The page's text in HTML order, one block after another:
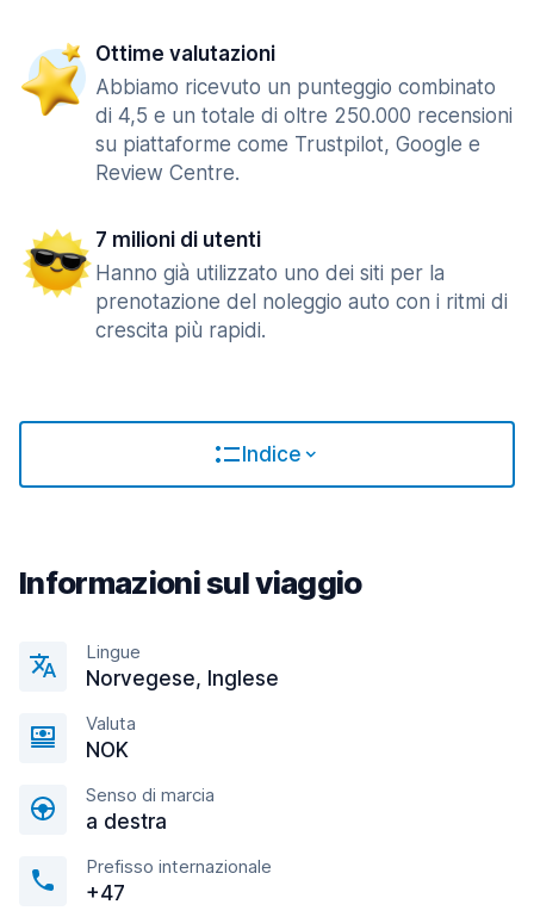
Ottime valutazioni
Abbiamo ricevuto un punteggio combinato
di 4,5 e un totale di oltre 250.000 recensioni
su piattaforme come Trustpilot, Google e
Review Centre.
7 milioni di utenti
Hanno già utilizzato uno dei siti per la
prenotazione del noleggio auto con i ritmi di
crescita più rapidi.
Indice
Informazioni sul viaggio
Lingue
Norvegese, Inglese
Valuta
NOK
Senso di marcia
a destra
Prefisso internazionale
+47